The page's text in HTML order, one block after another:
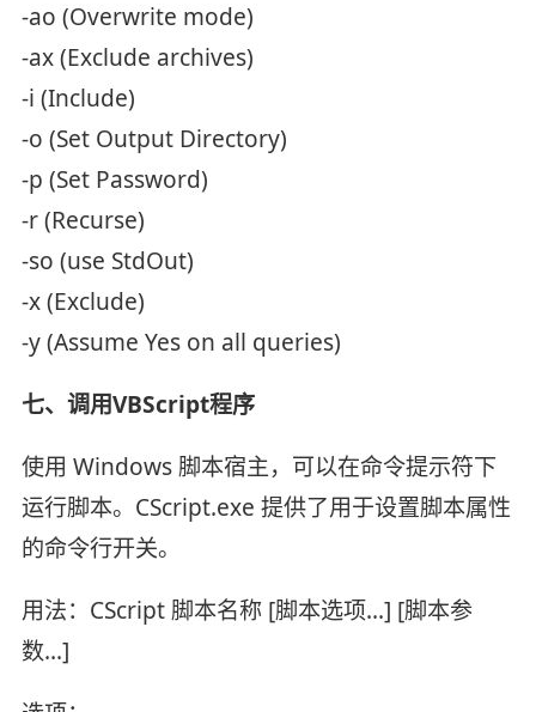
-ao (Overwrite mode)
-ax (Exclude archives)
-i (Include)
-o (Set Output Directory)
-p (Set Password)
-r (Recurse)
-so (use StdOut)
-x (Exclude)
-y (Assume Yes on all queries)
七、调用VBScript程序
使用 Windows 脚本宿主，可以在命令提示符下
运行脚本。CScript.exe 提供了用于设置脚本属性
的命令行开关。
用法：CScript 脚本名称 [脚本选项...] [脚本参
数...]